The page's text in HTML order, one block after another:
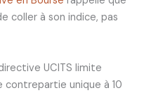
coller à son indice, pas
UCITS limite
contrepartie unique à 10